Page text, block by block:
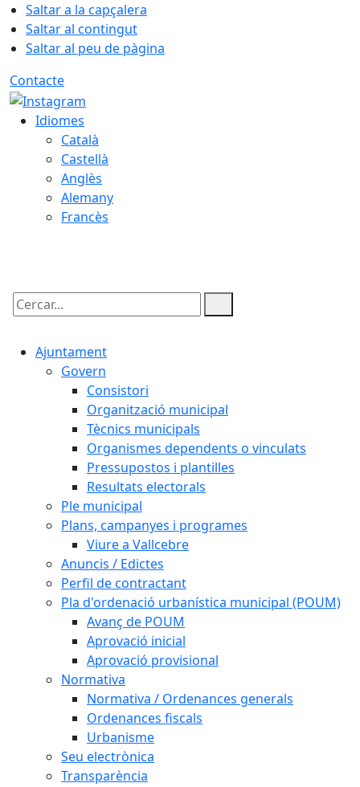
Saltar a la capçalera
Saltar al contingut
Saltar al peu de pàgina
Contacte
Idiomes
Català
Castellà
Anglès
Alemany
Francès
Cercar:
Ajuntament
Govern
Consistori
Organització municipal
Tècnics municipals
Organismes dependents o vinculats
Pressupostos i plantilles
Resultats electorals
Ple municipal
Plans, campanyes i programes
Viure a Vallcebre
Anuncis / Edictes
Perfil de contractant
Pla d'ordenació urbanística municipal (POUM)
Avanç de POUM
Aprovació inicial
Aprovació provisional
Normativa
Normativa / Ordenances generals
Ordenances fiscals
Urbanisme
Seu electrònica
Transparència